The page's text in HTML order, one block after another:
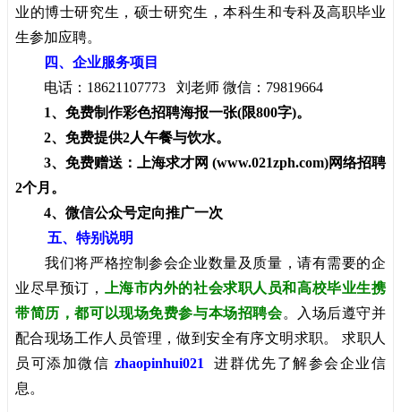
业的博士研究生，硕士研究生，本科生和专科及高职毕业
生参加应聘。
四、企业服务项目
电话：18621107773 刘老师 微信：79819664
1、免费制作彩色招聘海报一张(限800字)。
2、免费提供2人午餐与饮水。
3、免费赠送：上海求才网 (www.021zph.com)网络招聘
2个月。
4、微信公众号定向推广一次
五、特别说明
我们将严格控制参会企业数量及质量，请有需要的企
业尽早预订，
上海市内外的社会求职人员和高校毕业生携
带简历，都可以现场免费参与本场招聘会。入场后遵守并
配合现场工作人员管理，做到安全有序文明求职。 求职人
员可添加微信zhaopinhui021
进群优先了解参会企业信
息。